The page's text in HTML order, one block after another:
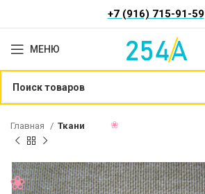
+7 (916) 715-91-59
МЕНЮ
Главная Ткани